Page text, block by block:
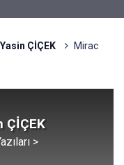
ÇİÇEK
Mirac
ÇİÇEK
>